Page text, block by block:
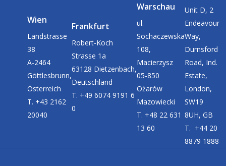
Wien
Landstrasse
38
A-2464
Göttlesbrunn,
Österreich
T. +43 2162
20040
Frankfurt
Robert-Koch
Strasse 1a
63128 Dietzenbach,
Deutschland
T. +49 6074 9191 6
0
Warschau
ul.
Sochaczewska
108,
Macierzysz
05-850
Ożarów
Mazowiecki
T. +48 22 631
13 60
Unit D, 2
Endeavour
Way,
Durnsford
Road, Ind.
Estate,
London,
SW19
8UH, GB
T. +44 20
8879 1888